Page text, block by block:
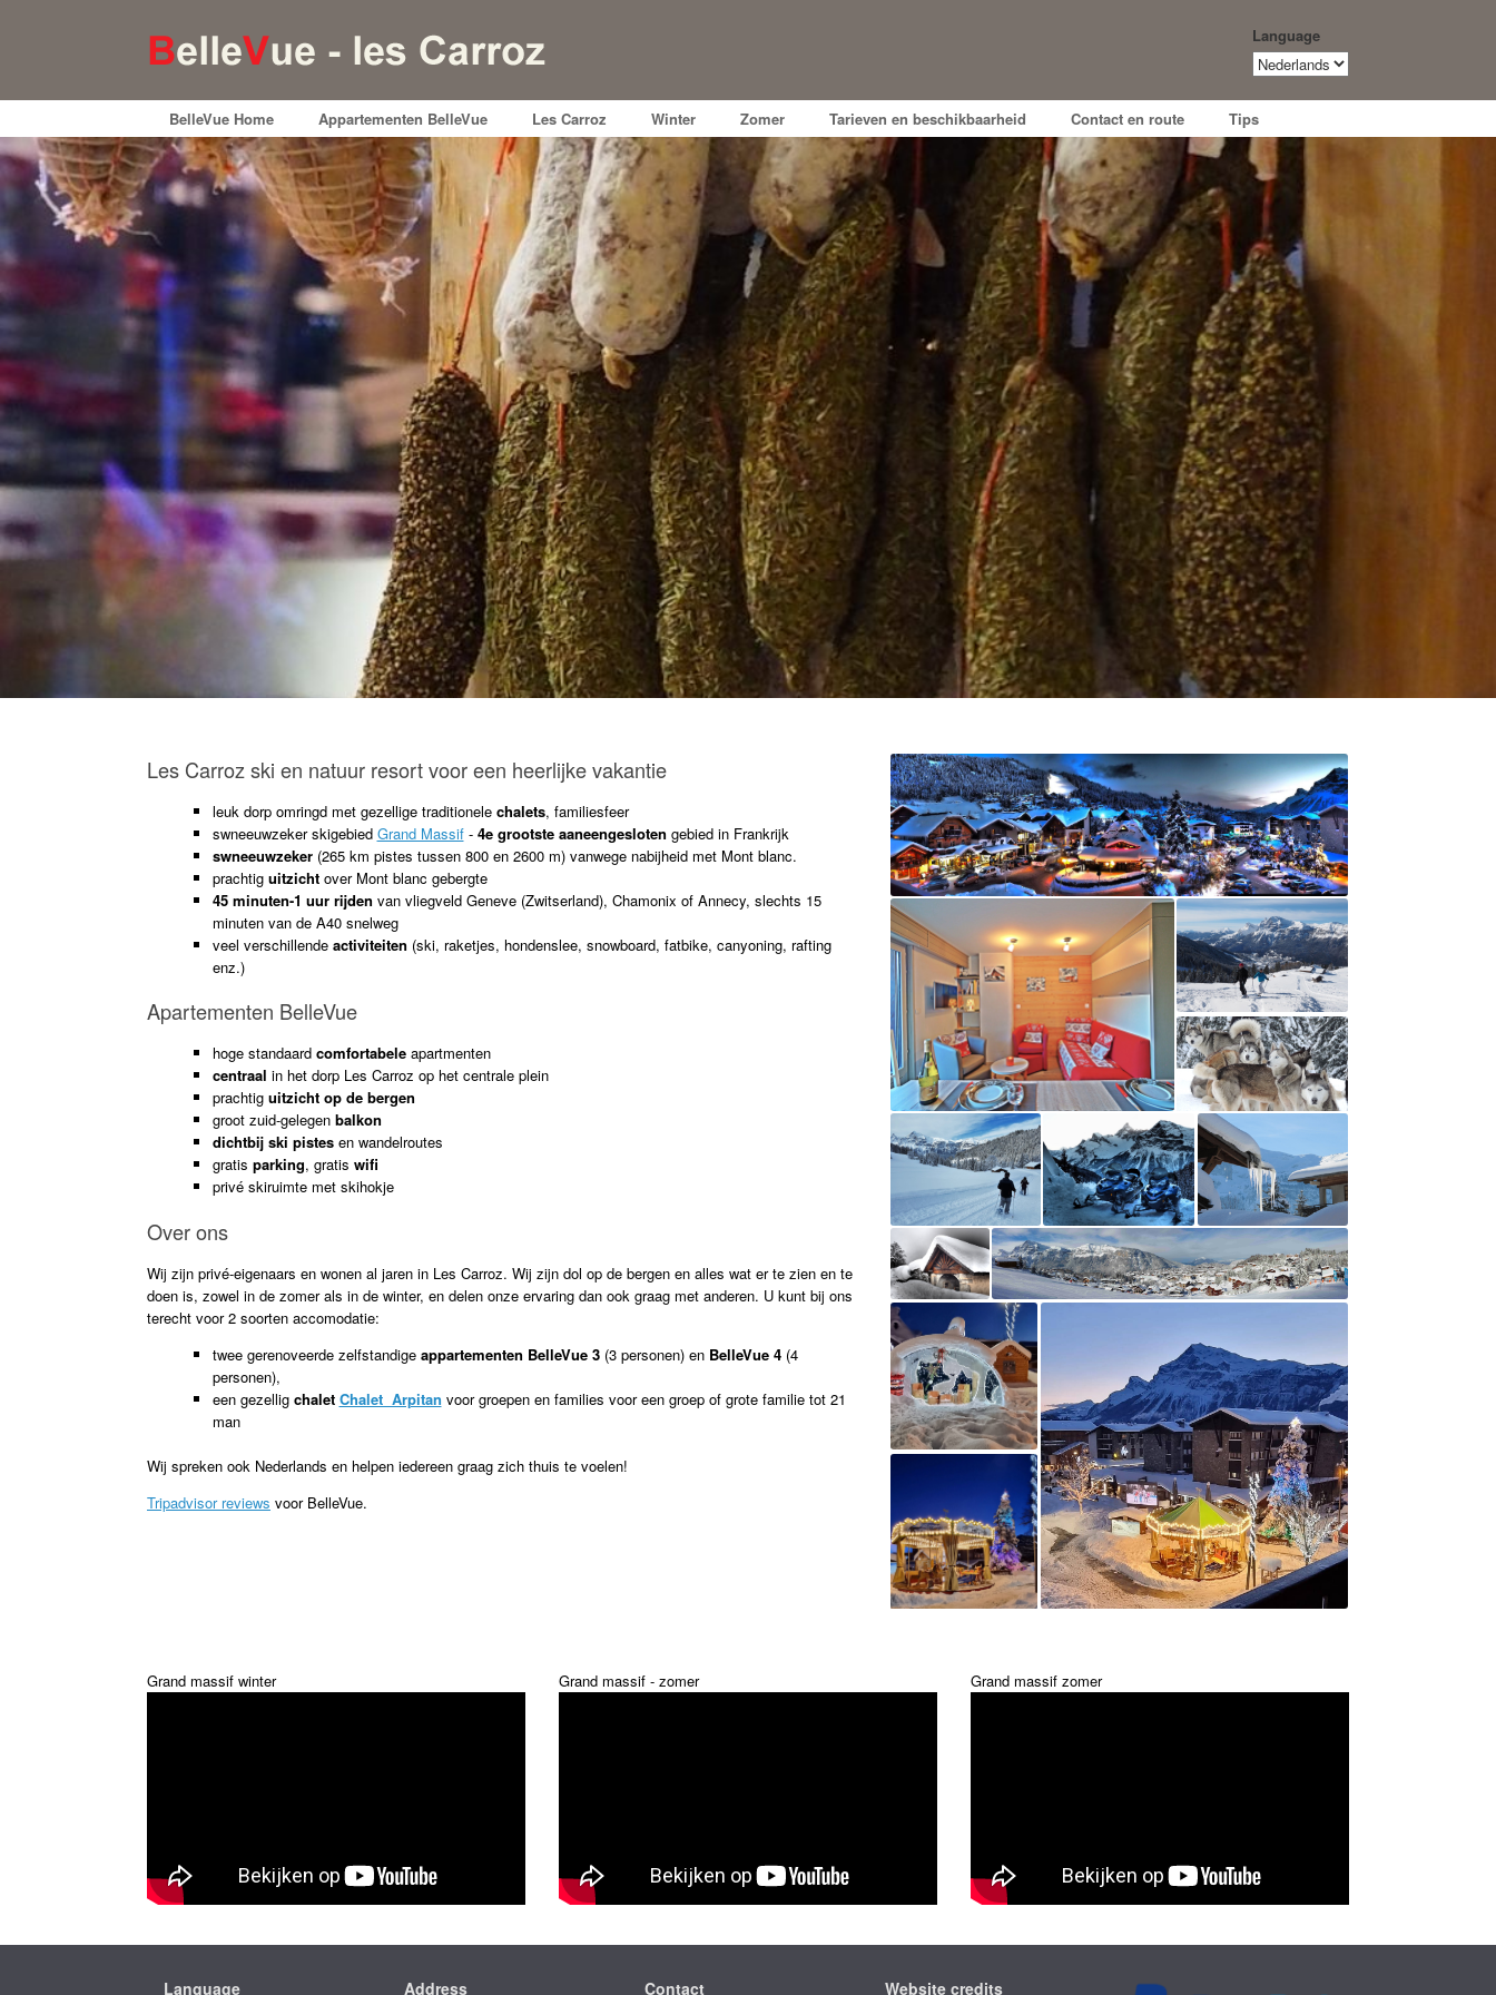
Language
Language
BelleVue Home Appartementen BelleVue Les Carroz Winter Zomer Tarieven en beschikbaarheid Contact en route Tips
Les Carroz ski en natuur resort voor een heerlijke vakantie
leuk dorp omringd met gezellige traditionele chalets, familiesfeer
swneeuwzeker skigebied Grand Massif- 4e grootste aaneengesloten gebied in Frankrijk
swneeuwzeker(265 km pistes tussen 800 en 2600 m) vanwege nabijheid met Mont blanc.
prachtig uitzicht over Mont blanc gebergte
45 minuten-1 uur rijden van vliegveld Geneve (Zwitserland), Chamonix of Annecy, slechts 15
minuten van de A40 snelweg
veel verschillende activiteiten (ski, raketjes, hondenslee, snowboard, fatbike, canyoning, rafting
enz.)
Apartementen BelleVue
hoge standaard comfortabeleapartmenten
centraal in het dorp Les Carroz op het centrale plein
prachtig uitzicht op de bergen
groot zuid-gelegen balkon
dichtbij ski pistesen wandelroutes
gratis parking, gratis wifi
privé skiruimte met skihokje
Over ons
Wij zijn privé-eigenaars en wonen al jaren in Les Carroz. Wij zijn dol op de bergen en alles wat er te zien en te
doen is, zowel in de zomer als in de winter, en delen onze ervaring dan ook graag met anderen. U kunt bij ons
terecht voor 2 soorten accomodatie:
twee gerenoveerde zelfstandige appartementen BelleVue 3(3 personen) en BelleVue 4(4
personen),
een gezellig chalet Chalet Arpitan voor groepen en families voor een groep of grote familie tot 21
man
Wij spreken ook Nederlands en helpen iedereen graag zich thuis te voelen!
Tripadvisor reviews voor BelleVue.
Grand massif winter Grand massif - zomer Grand massif zomer
Language Address Contact Website credits